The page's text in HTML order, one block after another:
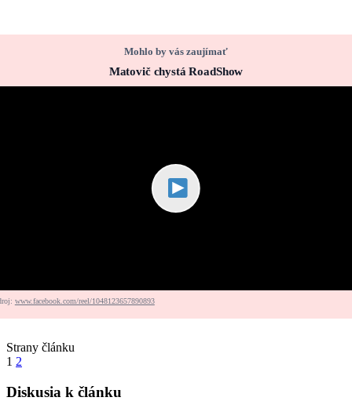
Mohlo by vás zaujímať
Matovič chystá RoadShow
www.facebook.com/reel/1048123657890893
Strany článku
1 2
Diskusia k článku